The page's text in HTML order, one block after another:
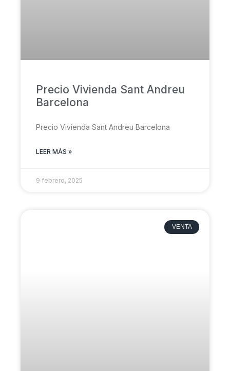
Precio Vivienda Sant Andreu
Barcelona
Precio Vivienda Sant Andreu Barcelona
LEER MÁS »
9 febrero, 2025
VENTA